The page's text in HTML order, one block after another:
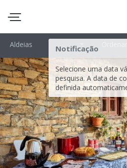
Notificação
Selecione uma data
pesquisa. A data de
definida
Aldeias